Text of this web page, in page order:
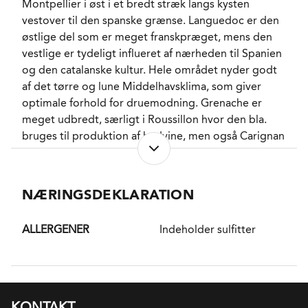
Imidlertid begyndte en langsom forvandling allerede
i 1989, hvor teamet besluttede, at vinen ikke bare
skulle være et look a like, men en vin med sin egen
ret, og det er ikke forkert at hævde at denne vin livet
igennem blev Aimé Guiberts legekammerat.
Forstået på den måde at det var her han udlevede
sin interesse for mindre kendte, historiske og nogle
gange næsten forsvundne vinstokke. Vinen har
således siden midt 90’erne været et blend af
Viognier og Chardonnay, som med årene har fået et
forskellige andre druesorter.
Det er efterhånden en del år siden fadlagringen helt
Montpellier i øst i et bredt stræk langs kysten
vestover til den spanske grænse. Languedoc er den
østlige del som er meget franskpræget, mens den
vestlige er tydeligt influeret af nærheden til Spanien
og den catalanske kultur. Hele området nyder godt
af det tørre og lune Middelhavsklima, som giver
optimale forhold for druemodning. Grenache er
meget udbredt, særligt i Roussillon hvor den bla.
bruges til produktion af hedvine, men også Carignan
og Syrah samt en række internationale sorter sorter
som Chardonnay og Merlot findes i bred
NÆRINGSDEKLARATION
ALLERGENER Indeholder sulfitter